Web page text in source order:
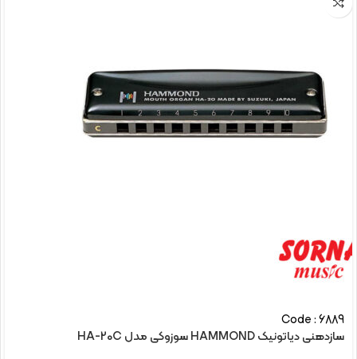
Code : 6889
سازدهنی دیاتونیک HAMMOND سوزوکی مدل HA-20C